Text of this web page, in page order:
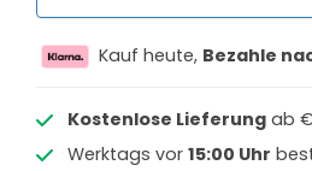
Kauf heute, Bezahle
Kostenlose Lieferungab
Werktags vor 15:00 Uhr